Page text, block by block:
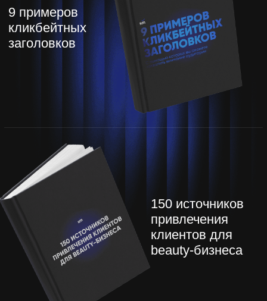
С вашими инструментам очень легко
находятся хорошие мастера.Завтра
клиентский день и у нее уже практически
весь день забит.
Что говорят о
наших вебинарах